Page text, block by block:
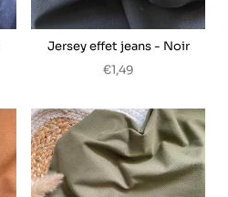
Jersey effet jeans - Noir
€1,49